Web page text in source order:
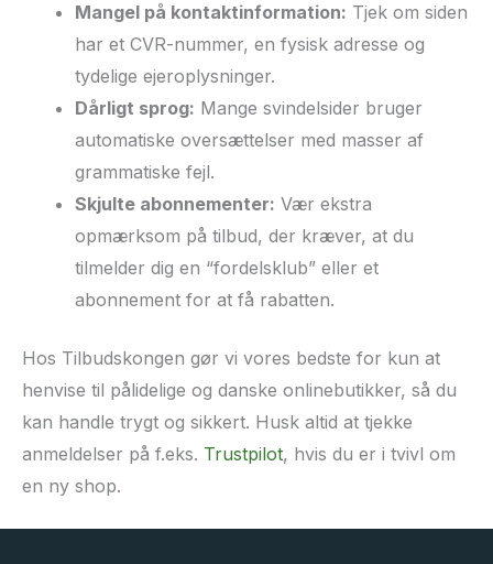
Mangel på kontaktinformation: Tjek om siden
har et CVR-nummer, en fysisk adresse og
tydelige ejeroplysninger.
Dårligt sprog: Mange svindelsider bruger
automatiske oversættelser med masser af
grammatiske fejl.
Skjulte abonnementer: Vær ekstra
opmærksom på tilbud, der kræver, at du
tilmelder dig en “fordelsklub” eller et
abonnement for at få rabatten.
Hos Tilbudskongen gør vi vores bedste for kun at
henvise til pålidelige og danske onlinebutikker, så du
kan handle trygt og sikkert. Husk altid at tjekke
anmeldelser på f.eks. Trustpilot, hvis du er i tvivl om
en ny shop.